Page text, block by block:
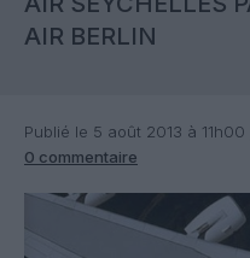
AIR BERLIN
Publié le 5 août 2013 à 11h00
0 commentaire